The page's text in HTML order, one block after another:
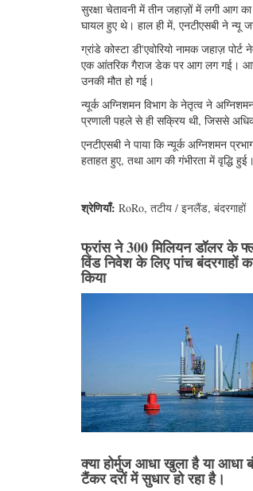
सुरक्षा चेतावनी में तीन जहाज़ों में लगी आग
घायल हुए थे। हाल ही में, एनटीएसबी ने न्यू
ग्रांडे कोस्टा डी'एवोरियो नामक जहाज़
एक आंतरिक गैराज डेक पर आग लग गई। आग
उनकी मौत हो गई।
न्यूर्क अग्निशमन विभाग के नेतृत्व ने
प्रणाली पहले से ही सक्रिय थी, जिससे
एनटीएसबी ने पाया कि न्यूर्क अग्निशमन
हताहत हुए, तथा आग की गंभीरता में वृद्धि हुई।
श्रेणियाँ: RoRo, तटीय / इनलैंड, बंदरगाहों
फ्रांस ने 300 मिलियन डॉलर के
विंड निवेश के लिए पांच बंदरगाहों
किया
क्या होर्मुज आधा खुला है या आधा
टैंकर दरों में सुधार हो रहा है।